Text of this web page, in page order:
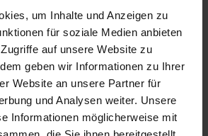
um Inhalte und Anzeigen zu
für soziale Medien anbieten
auf unsere Website zu
geben wir Informationen zu Ihrer
Website an unsere Partner für
und Analysen weiter. Unsere
Informationen möglicherweise mit